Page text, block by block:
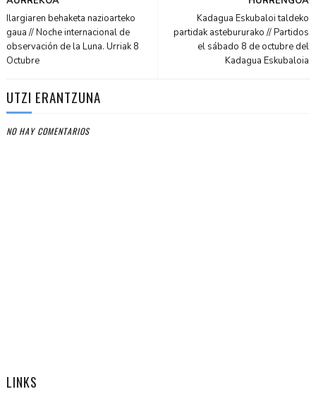
Kadagua Eskubaloi taldeko
partidak astebururako // Partidos
el sábado 8 de octubre del
Kadagua Eskubaloia
Ilargiaren behaketa nazioarteko
gaua // Noche internacional de
observación de la Luna. Urriak 8
Octubre
UTZI ERANTZUNA
NO HAY COMENTARIOS
LINKS